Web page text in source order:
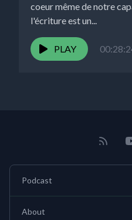
coeur même de notre
l'écriture est un...
PLAY
Podcast
About